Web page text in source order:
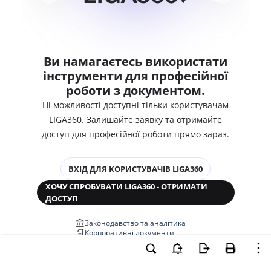
Ви намагаєтесь використати
інструменти для професійної
роботи з документом.
Ці можливості доступні тільки користувачам
LIGA360. Залишайте заявку та отримайте
доступ для професійної роботи прямо зараз.
ВХІД ДЛЯ КОРИСТУВАЧІВ LIGA360
ХОЧУ СПРОБУВАТИ LIGA360 - ОТРИМАТИ
ДОСТУП
Законодавство та аналітика
Корпоративні документи
Перевірка компаній та персон
Медіааналіз та репутація